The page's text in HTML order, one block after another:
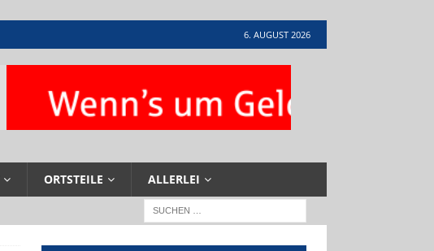
6. AUGUST 2026
ORTSTEILE ALLERLEI